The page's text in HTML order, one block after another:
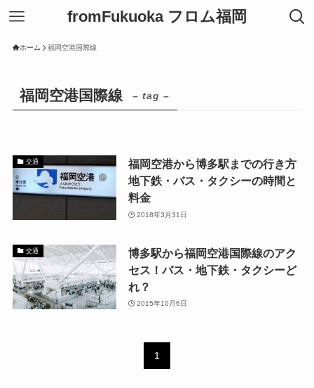
fromFukuoka フロム福岡
ホーム 福岡空港国際線
福岡空港国際線 – tag –
交通
福岡空港から博多駅までの行き方
地下鉄・バス・タクシーの時間と
料金
2018年3月31日
交通
博多駅から福岡空港国際線のアク
セス！バス・地下鉄・タクシーど
れ？
2015年10月6日
1